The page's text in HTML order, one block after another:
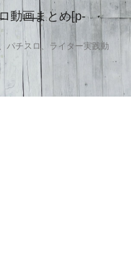
動画まとめ[p-
パチスロ、ライター実践動